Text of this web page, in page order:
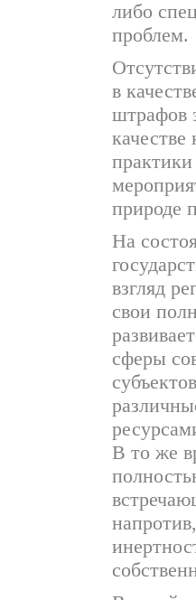
либо
проблем.
в
штрафов
природе
На
взгляд
свои
сферы
В то же